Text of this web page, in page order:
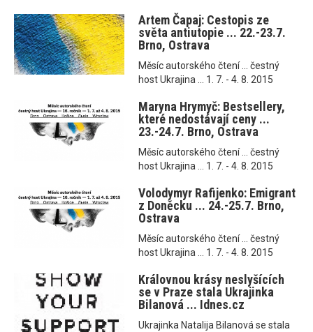
Artem Čapaj: Cestopis ze
světa antiutopie ... 22.-23.7.
Brno, Ostrava
Měsíc autorského čtení ... čestný
host Ukrajina ... 1. 7. - 4. 8. 2015
Maryna Hrymyč: Bestsellery,
které nedostávají ceny ...
23.-24.7. Brno, Ostrava
Měsíc autorského čtení ... čestný
host Ukrajina ... 1. 7. - 4. 8. 2015
Volodymyr Rafijenko: Emigrant
z Doněcku ... 24.-25.7. Brno,
Ostrava
Měsíc autorského čtení ... čestný
host Ukrajina ... 1. 7. - 4. 8. 2015
Královnou krásy neslyšících
se v Praze stala Ukrajinka
Bilanová ... Idnes.cz
Ukrajinka Natalija Bilanová se stala